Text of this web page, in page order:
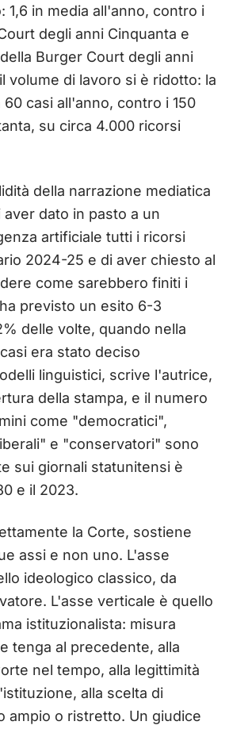
1,6 in media all'anno, contro i
degli anni Cinquanta e
Burger Court degli anni
volume di lavoro si è ridotto: la
casi all'anno, contro i 150
su circa 4.000 ricorsi
della narrazione mediatica
dato in pasto a un
artificiale tutti i ricorsi
2024-25 e di aver chiesto al
come sarebbero finiti i
previsto un esito 6-3
delle volte, quando nella
era stato deciso
linguistici, scrive l'autrice,
della stampa, e il numero
come "democratici",
e "conservatori" sono
sui giornali statunitensi è
e il 2023.
la Corte, sostiene
assi e non uno. L'asse
ideologico classico, da
L'asse verticale è quello
istituzionalista: misura
tenga al precedente, alla
nel tempo, alla legittimità
alla scelta di
ampio o ristretto. Un giudice